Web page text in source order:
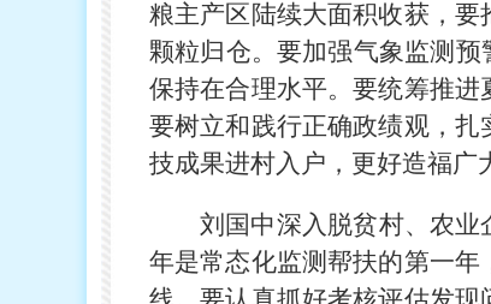
粮主产区陆续大面积收获，
颗粒归仓。要加强气象监测
保持在合理水平。要统筹推进
要树立和践行正确政绩观，
技成果进村入户，更好造福广
刘国中深入脱贫村、农业
年是常态化监测帮扶的第一